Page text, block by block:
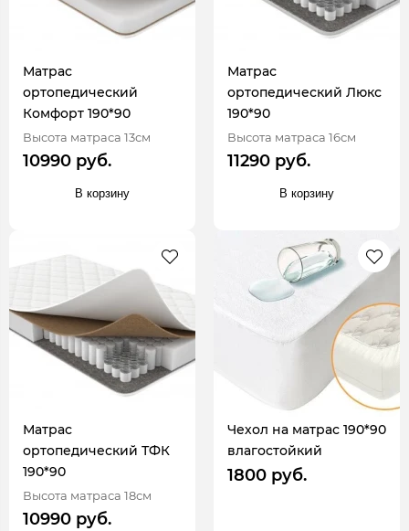
Матрас
ортопедический
Комфорт 190*90
Высота матраса 13см
10990 руб.
В корзину
Матрас
ортопедический Люкс
190*90
Высота матраса 16см
11290 руб.
В корзину
Матрас
ортопедический ТФК
190*90
Высота матраса 18см
10990 руб.
Чехол на матрас 190*90
влагостойкий
1800 руб.